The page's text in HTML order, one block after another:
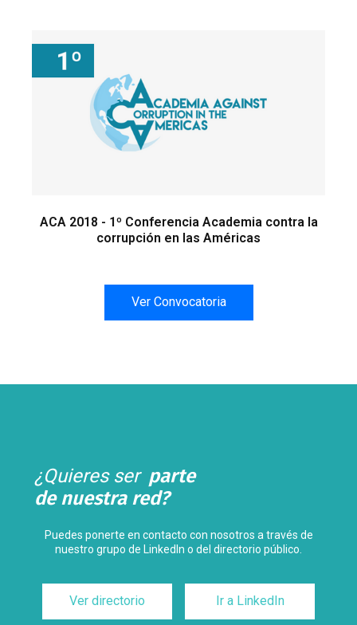
ACA 2018 - 1º Conferencia Academia contra la
corrupción en las Américas
Ver Convocatoria
¿Quieres ser parte
de nuestra red?
Puedes ponerte en contacto con nosotros a través de
nuestro grupo de LinkedIn o del directorio público.
Ver directorio Ir a LinkedIn